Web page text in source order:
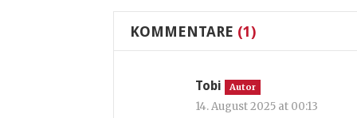
KOMMENTARE (1)
Tobi Autor
14. August 2025 at 00:13